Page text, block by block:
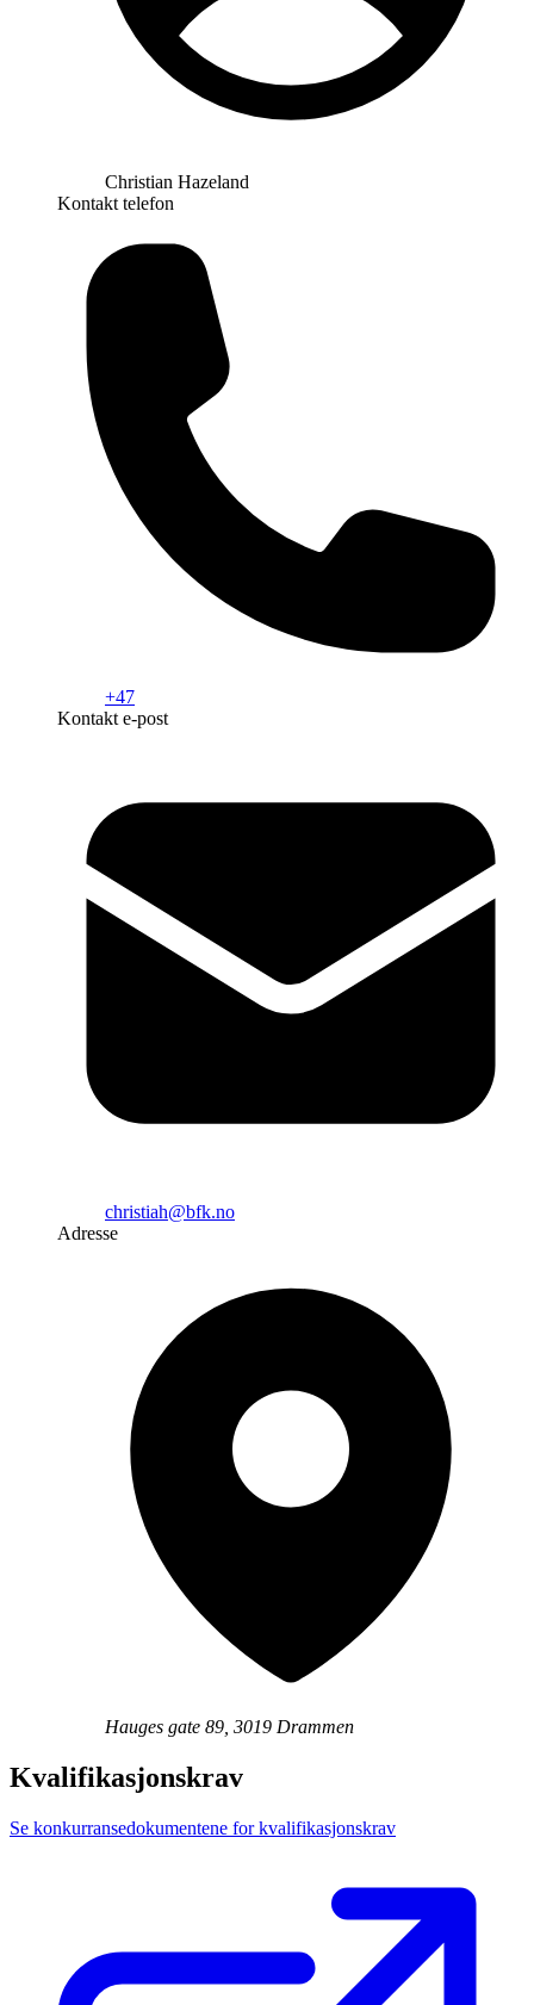
Christian Hazeland
Kontakt telefon
+47
Kontakt e-post
christiah@bfk.no
Adresse
Hauges gate 89, 3019 Drammen
Kvalifikasjonskrav
Se konkurransedokumentene for kvalifikasjonskrav